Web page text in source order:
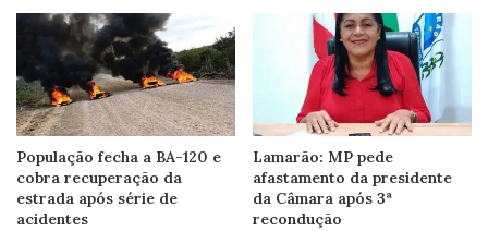
População fecha a BA-120 e
cobra recuperação da
estrada após série de
acidentes
Lamarão: MP pede
afastamento da presidente
da Câmara após 3ª
recondução